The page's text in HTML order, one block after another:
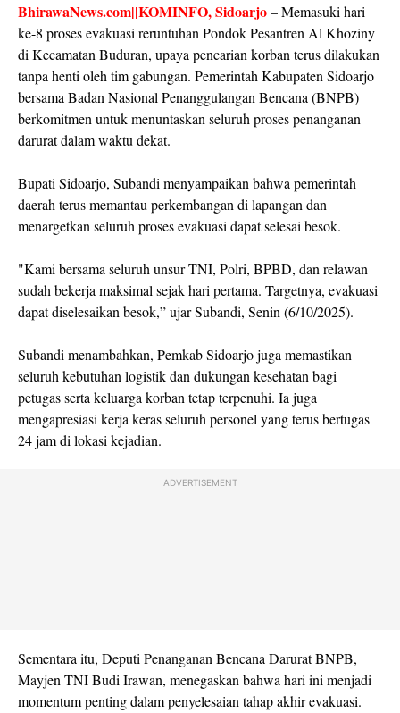
BhirawaNews.com||KOMINFO, Sidoarjo– Memasuki hari
ke-8 proses evakuasi reruntuhan Pondok Pesantren Al Khoziny
di Kecamatan Buduran, upaya pencarian korban terus dilakukan
tanpa henti oleh tim gabungan. Pemerintah Kabupaten Sidoarjo
bersama Badan Nasional Penanggulangan Bencana (BNPB)
berkomitmen untuk menuntaskan seluruh proses penanganan
darurat dalam waktu dekat.
Bupati Sidoarjo, Subandi menyampaikan bahwa pemerintah
daerah terus memantau perkembangan di lapangan dan
menargetkan seluruh proses evakuasi dapat selesai besok.
"Kami bersama seluruh unsur TNI, Polri, BPBD, dan relawan
sudah bekerja maksimal sejak hari pertama. Targetnya, evakuasi
dapat diselesaikan besok,” ujar Subandi, Senin (6/10/2025).
Subandi menambahkan, Pemkab Sidoarjo juga memastikan
seluruh kebutuhan logistik dan dukungan kesehatan bagi
petugas serta keluarga korban tetap terpenuhi. Ia juga
mengapresiasi kerja keras seluruh personel yang terus bertugas
24 jam di lokasi kejadian.
ADVERTISEMENT
Sementara itu, Deputi Penanganan Bencana Darurat BNPB,
Mayjen TNI Budi Irawan, menegaskan bahwa hari ini menjadi
momentum penting dalam penyelesaian tahap akhir evakuasi.